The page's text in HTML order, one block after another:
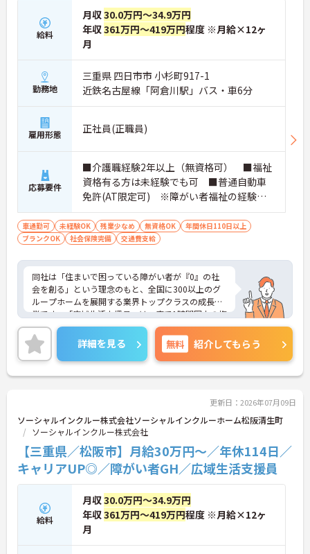
保って業務に集中できます。
給料
月収30.0万円～34.9万円
年収361万円～419万円程度 ※月給×12ヶ
月
勤務地
三重県 四日市市 小杉町917-1
近鉄名古屋線「阿倉川駅」バス・車6分
雇用形態 正社員(正職員)
応募要件
■介護職経験2年以上（無資格可） ■福祉
資格有る方は未経験でも可 ■普通自動車
免許(AT限定可) ※障がい者福祉の経験は
不問です。※実務経験2年以上の方、障がい
者福祉に関する経験をお持ちの方大歓迎
車通勤可 未経験OK 残業少なめ 無資格OK
年間休日110日以上
ブランクOK
社会保険完備 交通費支給
同社は「住まいで困っている障がい者が『0』の社
会を創る」という理念のもと、全国に300以上のグ
ループホームを展開する業界トップクラスの成長企
業です。「広域生活支援員」は、車で1時間圏内の複
数施設を横断的に担当し、現場支援とパートスタッ
フのサポートを行うハイクラスなポジションです。
最新設備とバリアフリーが完備され、スタッフの身
体的負担が少なく、広域手当5万円が付与されるこ
とで高い給与水準を実現しています。年間休日114
効率化など、ワークライフバランスを保ちながら定
年70歳まで長期的に活躍できる制度が盤石に整って
います。複数施設を経験することで培われるマネジ
メント視点は、将来的なエリアマネージャーへのキ
ャリアアップにも直結しており、最新の環境で専門
性を発揮したいプロフェッショナルの方にお勧めで
す。
★おすすめPOINT★
・広域支援員として複数のホームを巡るため、各ホ
ームのパートスタッフの教育やサポートにも携わる
詳細を見る 無料 紹介してもらう
更新日：2026年07月09日
ソーシャルインクルー株式会社ソーシャルインクルーホーム松阪清生町
ソーシャルインクルー株式会社
【三重県／松阪市】月給30万円～／年休114日／
キャリアUP◎／障がい者GH／広域生活支援員
給料
月収30.0万円～34.9万円
年収361万円～419万円程度 ※月給×12ヶ
月